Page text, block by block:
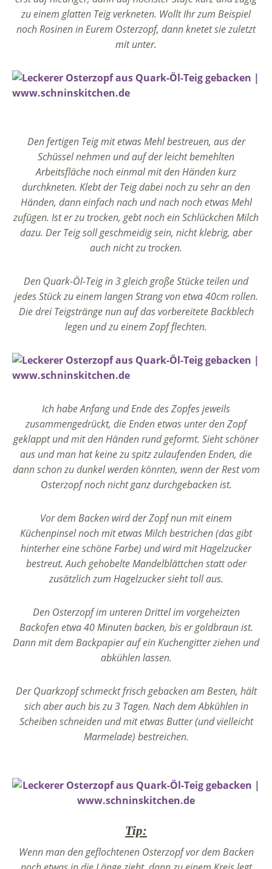
zu einem glatten Teig verkneten. Wollt Ihr zum Beispiel
noch Rosinen in Eurem Osterzopf, dann knetet sie zuletzt
mit unter.
Den fertigen Teig mit etwas Mehl bestreuen, aus der
Schüssel nehmen und auf der leicht bemehlten
Arbeitsfläche noch einmal mit den Händen kurz
durchkneten. Klebt der Teig dabei noch zu sehr an den
Händen, dann einfach nach und nach noch etwas Mehl
zufügen. Ist er zu trocken, gebt noch ein Schlückchen Milch
dazu. Der Teig soll geschmeidig sein, nicht klebrig, aber
auch nicht zu trocken.
Den Quark-Öl-Teig in 3 gleich große Stücke teilen und
jedes Stück zu einem langen Strang von etwa 40cm rollen.
Die drei Teigstränge nun auf das vorbereitete Backblech
legen und zu einem Zopf flechten.
Ich habe Anfang und Ende des Zopfes jeweils
zusammengedrückt, die Enden etwas unter den Zopf
geklappt und mit den Händen rund geformt. Sieht schöner
aus und man hat keine zu spitz zulaufenden Enden, die
dann schon zu dunkel werden könnten, wenn der Rest vom
Osterzopf noch nicht ganz durchgebacken ist.
Vor dem Backen wird der Zopf nun mit einem
Küchenpinsel noch mit etwas Milch bestrichen (das gibt
hinterher eine schöne Farbe) und wird mit Hagelzucker
bestreut. Auch gehobelte Mandelblättchen statt oder
zusätzlich zum Hagelzucker sieht toll aus.
Den Osterzopf im unteren Drittel im vorgeheizten
Backofen etwa 40 Minuten backen, bis er goldbraun ist.
Dann mit dem Backpapier auf ein Kuchengitter ziehen und
abkühlen lassen.
Der Quarkzopf schmeckt frisch gebacken am Besten, hält
sich aber auch bis zu 3 Tagen. Nach dem Abkühlen in
Scheiben schneiden und mit etwas Butter (und vielleicht
Marmelade) bestreichen.
Tip:
Wenn man den geflochtenen Osterzopf vor dem Backen